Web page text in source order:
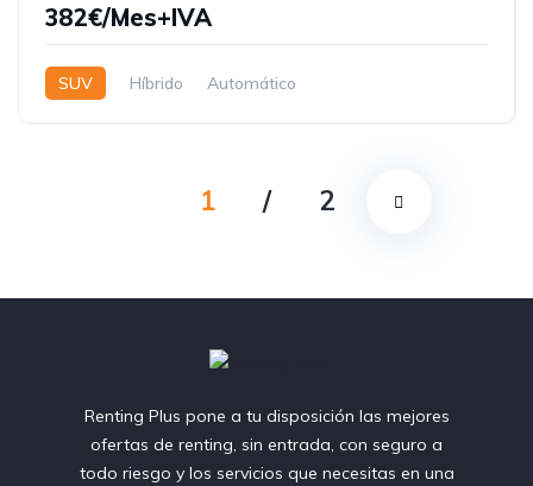
382€/Mes+IVA
SUV Híbrido Automático
1 / 2
Renting Plus pone a tu disposición las mejores
ofertas de renting, sin entrada, con seguro a
todo riesgo y los servicios que necesitas en una